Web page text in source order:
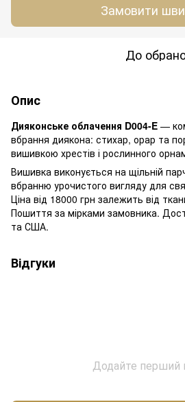
Замовити
До
Опис
Дияконське облачення D004-E —
вбрання диякона: стихар, орар та
вишивкою хрестів і рослинного
Вишивка виконується на щільній
вбранню урочистого вигляду для
Ціна від 18000 грн залежить від
Пошиття за мірками замовника.
та США.
Відгуки
Додайте перший